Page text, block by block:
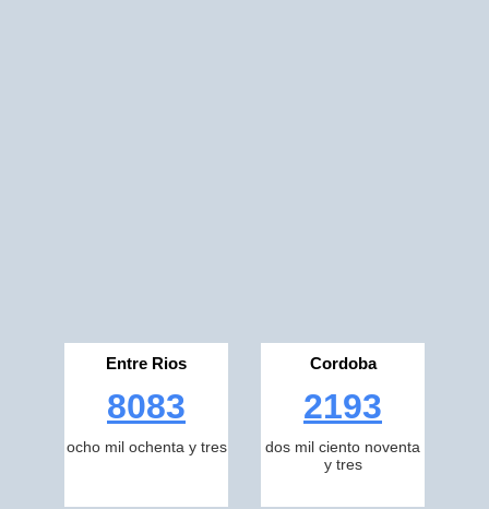
Entre Rios
8083
ocho mil ochenta y tres
Cordoba
2193
dos mil ciento noventa
y tres